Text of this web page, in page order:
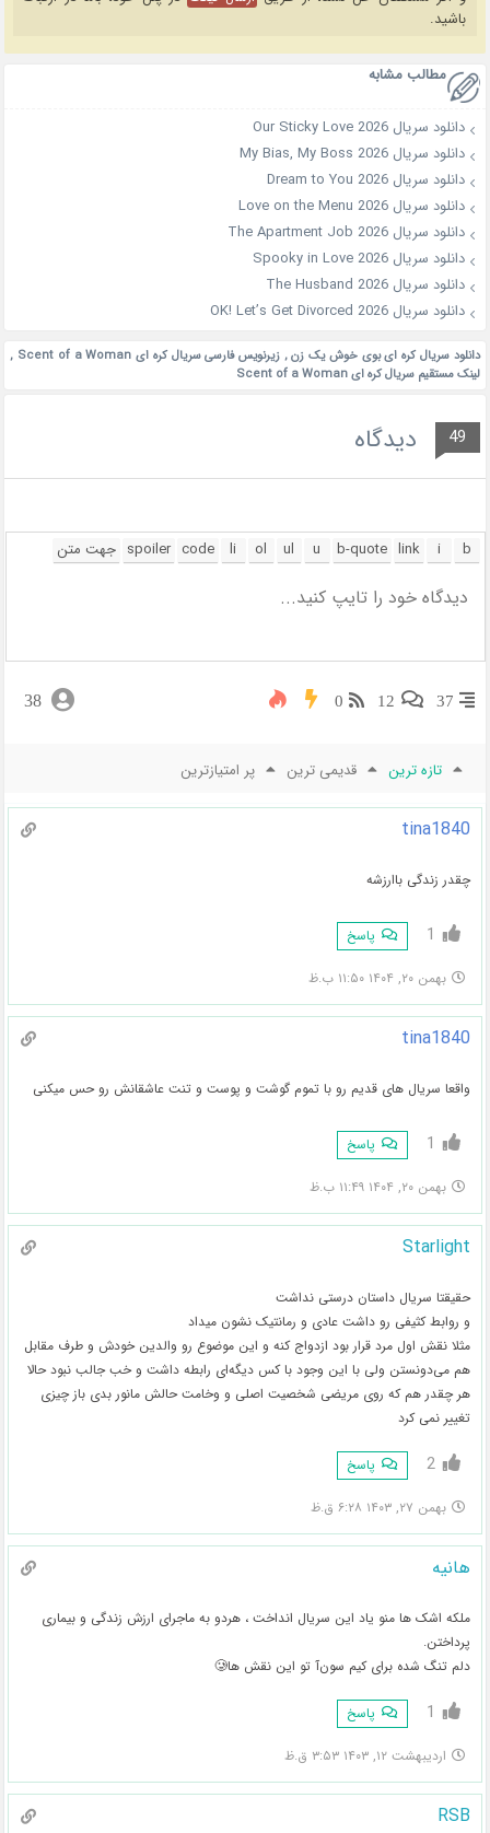
باشید.
مطالب مشابه
دانلود سریال Our Sticky Love 2026
دانلود سریال My Bias, My Boss 2026
دانلود سریال Dream to You 2026
دانلود سریال Love on the Menu 2026
دانلود سریال The Apartment Job 2026
دانلود سریال Spooky in Love 2026
دانلود سریال The Husband 2026
دانلود سریال OK! Let’s Get Divorced 2026
دانلود سریال کره ای بوی خوش یک زن, زیرنویس فارسی سریال کره ای Scent of a Woman
,
لینک مستقیم سریال کره ای Scent of a Woman
49 دیدگاه
37
12
0
38
تازه ترین قدیمی ترین پر امتیازترین
tina1840
چقدر زندگی باارزشه
1 پاسخ
بهمن ۲۰, ۱۴۰۴ ۱۱:۵۰ ب.ظ
tina1840
واقعا سریال های قدیم رو با تموم گوشت و پوست و تنت عاشقانش رو حس میکنی
1 پاسخ
بهمن ۲۰, ۱۴۰۴ ۱۱:۴۹ ب.ظ
Starlight
حقیقتا سریال داستان درستی نداشت
و روابط کثیفی رو داشت عادی و رمانتیک نشون میداد
مثلا نقش اول مرد قرار بود ازدواج کنه و این موضوع رو والدین خودش و طرف مقابل
هم می‌دونستن ولی با این وجود با کس دیگه‌ای رابطه داشت و خب جالب نبود حالا
هر چقدر هم که روی مریضی شخصیت اصلی و وخامت حالش مانور بدی باز چیزی
تغییر نمی کرد
2 پاسخ
بهمن ۲۷, ۱۴۰۳ ۶:۲۸ ق.ظ
هانیه
ملکه اشک ها منو یاد این سریال انداخت ، هردو به ماجرای ارزش زندگی و بیماری
پرداختن.
دلم تنگ شده برای کیم سون‌آ تو این نقش ها🥲
1 پاسخ
اردیبهشت ۱۲, ۱۴۰۳ ۳:۵۳ ق.ظ
RSB